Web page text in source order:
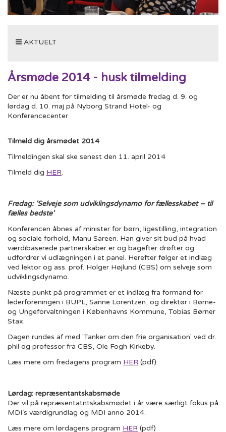
Toggle
AKTUELT
Årsmøde 2014 - husk tilmelding
Der er nu åbent for tilmelding til årsmøde fredag d. 9. og
lørdag d. 10. maj på Nyborg Strand Hotel- og
Konferencecenter.
Tilmeld dig årsmødet 2014
Tilmeldingen skal ske senest den 11. april 2014
Tilmeld dig HER.
Fredag: 'Selveje som udviklingsdynamo for fællesskabet – til
fælles bedste'
Konferencen åbnes af minister for børn, ligestilling, integration
og sociale forhold, Manu Sareen. Han giver sit bud på hvad
værdibaserede partnerskaber er og bagefter drøfter og
udfordrer vi udlægningen i et panel. Herefter følger et indlæg
ved lektor og ass. prof. Holger Højlund (CBS) om selveje som
udviklingsdynamo.
Næste punkt på programmet er et indlæg fra formand for
lederforeningen i BUPL, Sanne Lorentzen, og direktør i Børne-
og Ungeforvaltningen i Københavns Kommune, Tobias Børner
Stax.
Dagen rundes af med 'Tanker om den frie organisation' ved dr.
phil og professor fra CBS, Ole Fogh Kirkeby.
Læs mere om fredagens program HER (pdf)
Lørdag: repræsentantskabsmøde
Der vil på repræsentatntskabsmødet i år være særligt fokus på
MDI´s værdigrundlag og MDI anno 2014.
Læs mere om lørdagens program HER (pdf)